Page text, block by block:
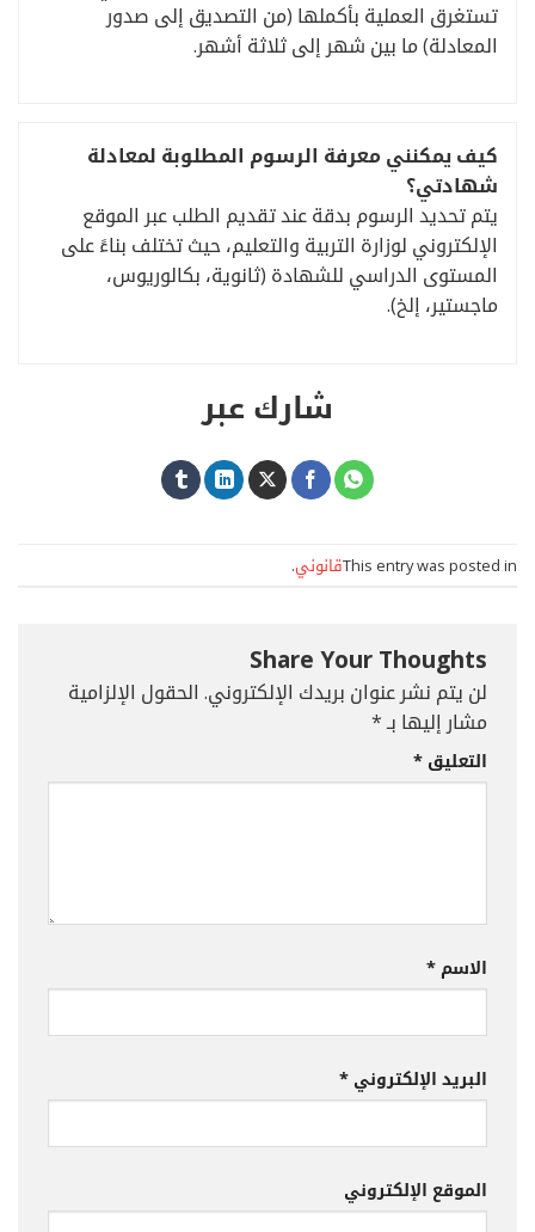
تستغرق العملية بأكملها (من التصديق إلى صدور
المعادلة) ما بين شهر إلى ثلاثة أشهر.
كيف يمكنني معرفة الرسوم المطلوبة لمعادلة
شهادتي؟
يتم تحديد الرسوم بدقة عند تقديم الطلب عبر الموقع
الإلكتروني لوزارة التربية والتعليم، حيث تختلف بناءً على
المستوى الدراسي للشهادة (ثانوية، بكالوريوس،
ماجستير، إلخ).
شارك عبر
This entry was posted inقانوني.
Share Your Thoughts
لن يتم نشر عنوان بريدك الإلكتروني. الحقول الإلزامية
مشار إليها بـ*
التعليق*
الاسم*
البريد الإلكتروني*
الموقع الإلكتروني